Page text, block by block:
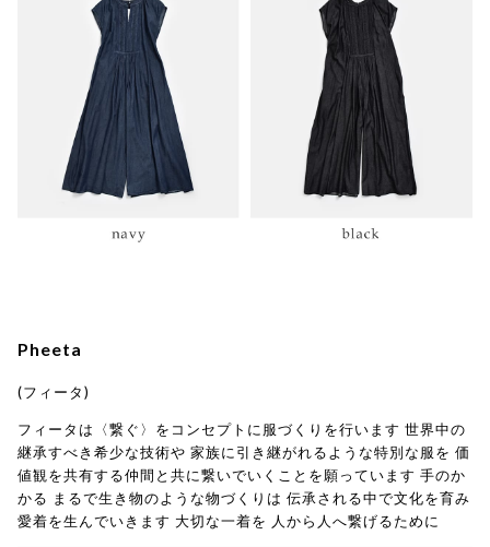
Pheeta
(フィータ)
フィータは〈繋ぐ〉をコンセプトに服づくりを行います 世界中の
継承すべき希少な技術や 家族に引き継がれるような特別な服を 価
値観を共有する仲間と共に繋いでいくことを願っています 手のか
かる まるで生き物のような物づくりは 伝承される中で文化を育み
愛着を生んでいきます 大切な一着を 人から人へ繋げるために